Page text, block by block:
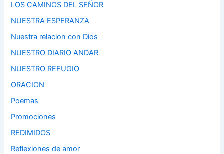
LOS CAMINOS DEL SEÑOR
NUESTRA ESPERANZA
Nuestra relacion con Dios
NUESTRO DIARIO ANDAR
NUESTRO REFUGIO
ORACION
Poemas
Promociones
REDIMIDOS
Reflexiones de amor